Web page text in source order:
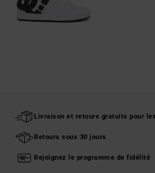
Livraison et retours gratuits pour
Retours sous 30 jours
Rejoignez le programme de fidélité